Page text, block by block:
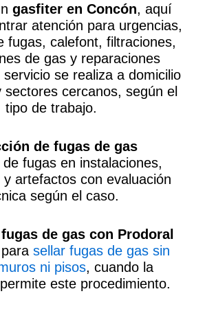
gasfiter en Concón, aquí
atención para urgencias,
fugas, calefont, filtraciones,
de gas y reparaciones
se realiza a domicilio
sectores cercanos, según el
tipo de trabajo.
de fugas de gas
de fugas en instalaciones,
y artefactos con evaluación
según el caso.
de gas con Prodoral
sellar fugas de gas sin
ni pisos, cuando la
este procedimiento.